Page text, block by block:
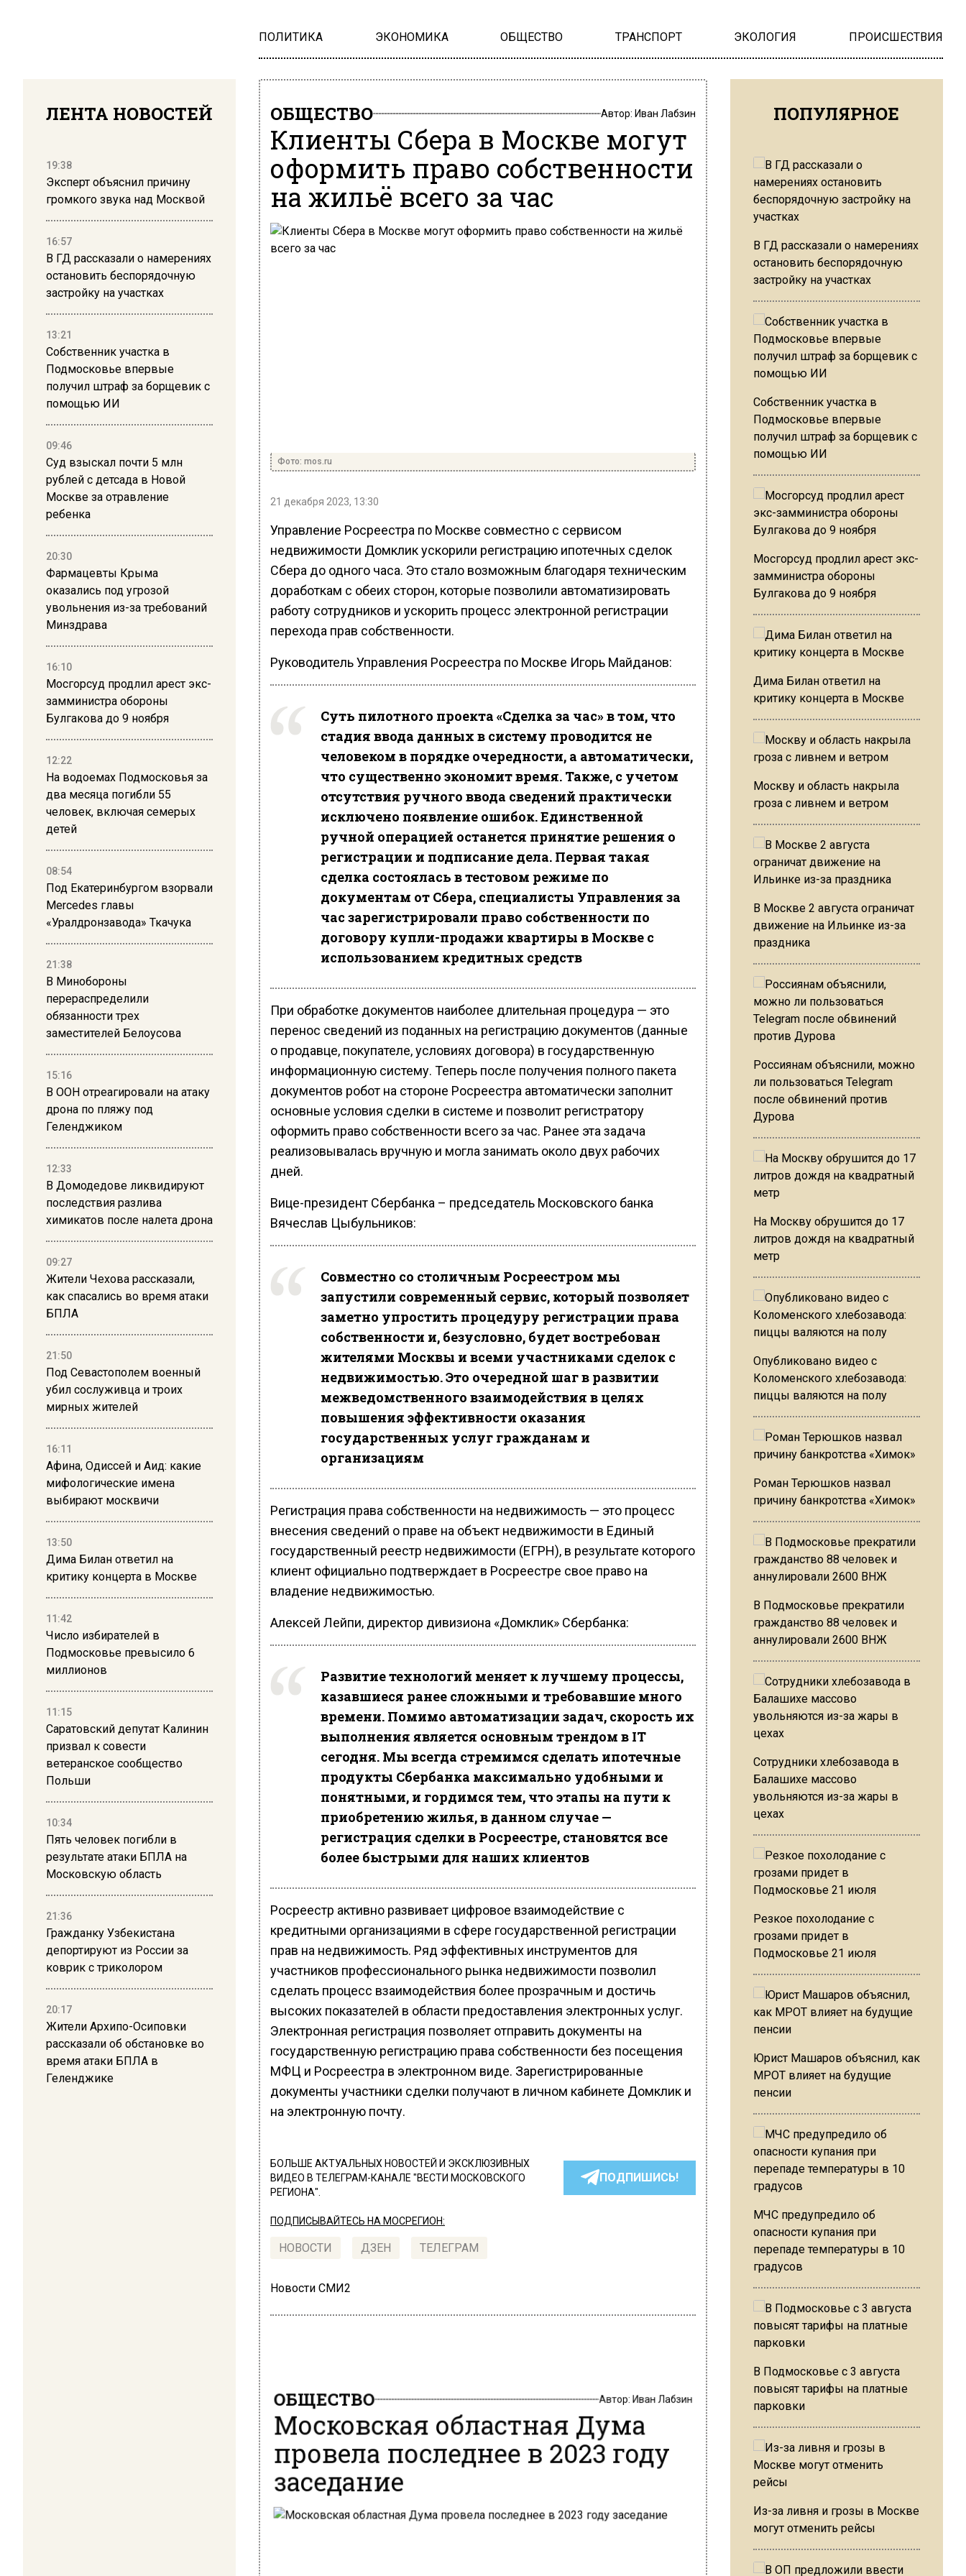
ПОЛИТИКА ЭКОНОМИКА ОБЩЕСТВО ТРАНСПОРТ ЭКОЛОГИЯ ПРОИСШЕСТВИЯ
ЛЕНТА НОВОСТЕЙ
19:38
Эксперт объяснил причину
громкого звука над Москвой
16:57
В ГД рассказали о намерениях
остановить беспорядочную
застройку на участках
13:21
Собственник участка в
Подмосковье впервые
получил штраф за борщевик с
помощью ИИ
09:46
Суд взыскал почти 5 млн
рублей с детсада в Новой
Москве за отравление
ребенка
20:30
Фармацевты Крыма
оказались под угрозой
увольнения из-за требований
Минздрава
16:10
Мосгорсуд продлил арест экс-
замминистра обороны
Булгакова до 9 ноября
12:22
На водоемах Подмосковья за
два месяца погибли 55
человек, включая семерых
детей
08:54
Под Екатеринбургом взорвали
Mercedes главы
«Уралдронзавода» Ткачука
21:38
В Минобороны
перераспределили
обязанности трех
заместителей Белоусова
15:16
В ООН отреагировали на атаку
дрона по пляжу под
Геленджиком
12:33
В Домодедове ликвидируют
последствия разлива
химикатов после налета дрона
09:27
Жители Чехова рассказали,
как спасались во время атаки
БПЛА
21:50
Под Севастополем военный
убил сослуживца и троих
мирных жителей
16:11
Афина, Одиссей и Аид: какие
мифологические имена
выбирают москвичи
13:50
Дима Билан ответил на
критику концерта в Москве
11:42
Число избирателей в
Подмосковье превысило 6
миллионов
11:15
Саратовский депутат Калинин
призвал к совести
ветеранское сообщество
Польши
10:34
Пять человек погибли в
результате атаки БПЛА на
Московскую область
21:36
Гражданку Узбекистана
депортируют из России за
коврик с триколором
20:17
Жители Архипо-Осиповки
рассказали об обстановке во
время атаки БПЛА в
Геленджике
ОБЩЕСТВО Автор: Иван Лабзин
Клиенты Сбера в Москве могут
оформить право собственности
на жильё всего за час
Фото: mos.ru
21 декабря 2023, 13:30
Управление Росреестра по Москве совместно с сервисом
недвижимости Домклик ускорили регистрацию ипотечных сделок
Сбера до одного часа. Это стало возможным благодаря техническим
доработкам с обеих сторон, которые позволили автоматизировать
работу сотрудников и ускорить процесс электронной регистрации
перехода прав собственности.
Руководитель Управления Росреестра по Москве Игорь Майданов:
Суть пилотного проекта «Сделка за час» в том, что
стадия ввода данных в систему проводится не
человеком в порядке очередности, а автоматически,
что существенно экономит время. Также, с учетом
отсутствия ручного ввода сведений практически
исключено появление ошибок. Единственной
ручной операцией останется принятие решения о
регистрации и подписание дела. Первая такая
сделка состоялась в тестовом режиме по
документам от Сбера, специалисты Управления за
час зарегистрировали право собственности по
договору купли-продажи квартиры в Москве с
использованием кредитных средств
При обработке документов наиболее длительная процедура — это
перенос сведений из поданных на регистрацию документов (данные
о продавце, покупателе, условиях договора) в государственную
информационную систему. Теперь после получения полного пакета
документов робот на стороне Росреестра автоматически заполнит
основные условия сделки в системе и позволит регистратору
оформить право собственности всего за час. Ранее эта задача
реализовывалась вручную и могла занимать около двух рабочих
дней.
Вице-президент Сбербанка – председатель Московского банка
Вячеслав Цыбульников:
Совместно со столичным Росреестром мы
запустили современный сервис, который позволяет
заметно упростить процедуру регистрации права
собственности и, безусловно, будет востребован
жителями Москвы и всеми участниками сделок с
недвижимостью. Это очередной шаг в развитии
межведомственного взаимодействия в целях
повышения эффективности оказания
государственных услуг гражданам и
организациям
Регистрация права собственности на недвижимость — это процесс
внесения сведений о праве на объект недвижимости в Единый
государственный реестр недвижимости (ЕГРН), в результате которого
клиент официально подтверждает в Росреестре свое право на
владение недвижимостью.
Алексей Лейпи, директор дивизиона «Домклик» Сбербанка:
Развитие технологий меняет к лучшему процессы,
казавшиеся ранее сложными и требовавшие много
времени. Помимо автоматизации задач, скорость их
выполнения является основным трендом в IT
сегодня. Мы всегда стремимся сделать ипотечные
продукты Сбербанка максимально удобными и
понятными, и гордимся тем, что этапы на пути к
приобретению жилья, в данном случае —
регистрация сделки в Росреестре, становятся все
более быстрыми для наших клиентов
Росреестр активно развивает цифровое взаимодействие с
кредитными организациями в сфере государственной регистрации
прав на недвижимость. Ряд эффективных инструментов для
участников профессионального рынка недвижимости позволил
сделать процесс взаимодействия более прозрачным и достичь
высоких показателей в области предоставления электронных услуг.
Электронная регистрация позволяет отправить документы на
государственную регистрацию права собственности без посещения
МФЦ и Росреестра в электронном виде. Зарегистрированные
документы участники сделки получают в личном кабинете Домклик и
на электронную почту.
БОЛЬШЕ АКТУАЛЬНЫХ НОВОСТЕЙ И ЭКСКЛЮЗИВНЫХ
ВИДЕО В ТЕЛЕГРАМ-КАНАЛЕ "ВЕСТИ МОСКОВСКОГО
РЕГИОНА".
ПОДПИШИСЬ!
ПОДПИСЫВАЙТЕСЬ НА МОСРЕГИОН:
НОВОСТИ ДЗЕН ТЕЛЕГРАМ
Новости СМИ2
ОБЩЕСТВО
Московская областная Дума
провела последнее в 2023 году
заседание
ПОПУЛЯРНОЕ
В ГД рассказали о намерениях
остановить беспорядочную
застройку на участках
Собственник участка в
Подмосковье впервые
получил штраф за борщевик с
помощью ИИ
Мосгорсуд продлил арест экс-
замминистра обороны
Булгакова до 9 ноября
Дима Билан ответил на
критику концерта в Москве
Москву и область накрыла
гроза с ливнем и ветром
В Москве 2 августа ограничат
движение на Ильинке из-за
праздника
Россиянам объяснили, можно
ли пользоваться Telegram
после обвинений против
Дурова
На Москву обрушится до 17
литров дождя на квадратный
метр
Опубликовано видео с
Коломенского хлебозавода:
пиццы валяются на полу
Роман Терюшков назвал
причину банкротства «Химок»
В Подмосковье прекратили
гражданство 88 человек и
аннулировали 2600 ВНЖ
Сотрудники хлебозавода в
Балашихе массово
увольняются из-за жары в
цехах
Резкое похолодание с
грозами придет в
Подмосковье 21 июля
Юрист Машаров объяснил, как
МРОТ влияет на будущие
пенсии
МЧС предупредило об
опасности купания при
перепаде температуры в 10
градусов
В Подмосковье с 3 августа
повысят тарифы на платные
парковки
Из-за ливня и грозы в Москве
могут отменить рейсы